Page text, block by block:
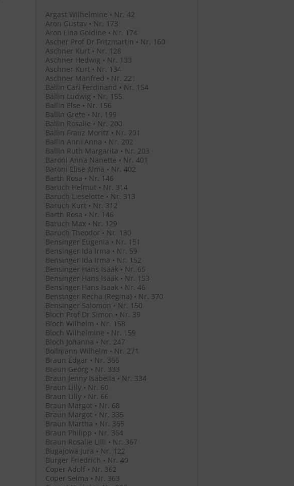
Argast Wilhelmine • Nr. 42
Aron Gustav • Nr. 173
Aron Lina Goldine • Nr. 174
Ascher Prof Dr Fritzmartin • Nr. 160
Aschner Kurt • Nr. 128
Aschner Hedwig • Nr. 133
Aschner Kurt • Nr. 134
Aschner Manfred • Nr. 221
Ballin Carl Ferdinand • Nr. 154
Ballin Ludwig • Nr. 155
Ballin Else • Nr. 156
Ballin Grete • Nr. 199
Ballin Rosalie • Nr. 200
Ballin Franz Moritz • Nr. 201
Ballin Anni Anna • Nr. 202
Ballin Ruth Margarita • Nr. 203
Baroni Anna Nanette • Nr. 401
Baroni Elise Alma • Nr. 402
Barth Rosa • Nr. 146
Baruch Helmut • Nr. 314
Baruch Lieselotte • Nr. 313
Baruch Kurt • Nr. 312
Barth Rosa • Nr. 146
Baruch Max • Nr. 129
Baruch Theodor • Nr. 130
Bensinger Eugenia • Nr. 151
Bensinger Ida Irma • Nr. 59
Bensinger Ida Irma • Nr. 152
Bensinger Hans Isaak • Nr. 65
Bensinger Hans Isaak • Nr. 153
Bensinger Hans Isaak • Nr. 46
Bensinger Recha (Regina) • Nr. 370
Bensinger Salomon • Nr. 150
Bloch Prof Dr Simon • Nr. 39
Bloch Wilhelm • Nr. 158
Bloch Wilhelmine • Nr. 159
Bloch Johanna • Nr. 247
Bollmann Wilhelm • Nr. 271
Braun Edgar • Nr. 366
Braun Georg • Nr. 333
Braun Jenny Isabella • Nr. 334
Braun Lilly • Nr. 60
Braun Lilly • Nr. 66
Braun Margot • Nr. 68
Braun Margot • Nr. 335
Braun Martha • Nr. 365
Braun Philipp • Nr. 364
Braun Rosalie Lilli • Nr. 367
Bugajowa Jura • Nr. 122
Burger Friedrich • Nr. 40
Coper Adolf • Nr. 362
Coper Selma • Nr. 363